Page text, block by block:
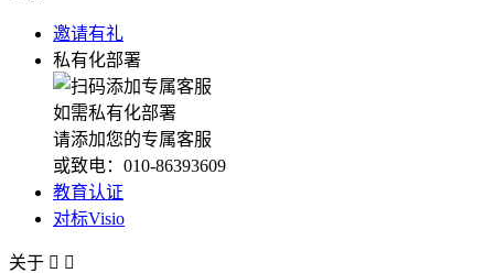
邀请有礼
私有化部署
如需私有化部署
请添加您的专属客服
或致电：010-86393609
教育认证
对标Visio
关于  